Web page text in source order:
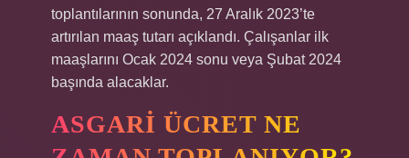
toplantılarının sonunda, 27 Aralık 2023’te
artırılan maaş tutarı açıklandı. Çalışanlar ilk
maaşlarını Ocak 2024 sonu veya Şubat 2024
başında alacaklar.
ASGARI ÜCRET NE